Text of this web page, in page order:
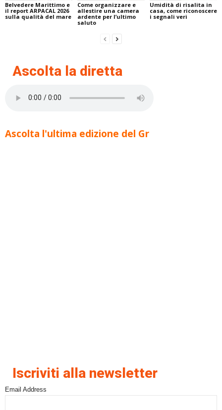
Belvedere Marittimo e
il report ARPACAL 2026
sulla qualità del mare
Come organizzare e
allestire una camera
ardente per l’ultimo
saluto
Umidità di risalita in
casa, come riconoscere
i segnali veri
Ascolta la diretta
Ascolta l'ultima edizione del Gr
Iscriviti alla newsletter
Email Address